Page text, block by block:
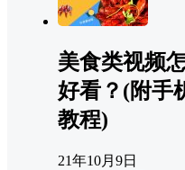
美食类视频
好看？(附手
教程)
21年10月9日